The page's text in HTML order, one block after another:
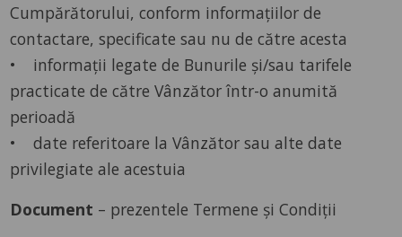
Cumpărătorului, conform informațiilor de
contactare, specificate sau nu de către acesta
• informații legate de Bunurile și/sau tarifele
practicate de către Vânzător într-o anumită
perioadă
• date referitoare la Vânzător sau alte date
privilegiate ale acestuia
Document – prezentele Termene și Condiții